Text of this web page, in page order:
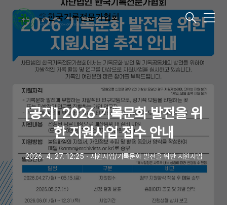
메
[공지] 2026 기록문화 발전을 위
한 지원사업 접수 안내
2026. 4. 27. 12:25ㆍ지원사업/기록문화 발전을 위한 지원사업